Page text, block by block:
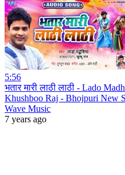
5:56
भतार मारी लाठी लाठी - Lado
Khushboo Raj - Bhojpuri New
Wave Music
7 years ago